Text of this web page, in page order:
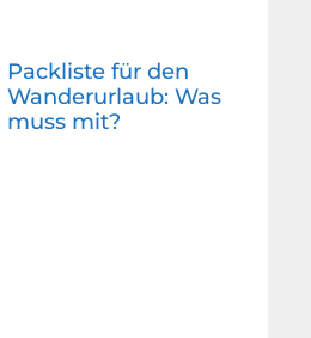
Packliste für den
Wanderurlaub: Was
muss mit?